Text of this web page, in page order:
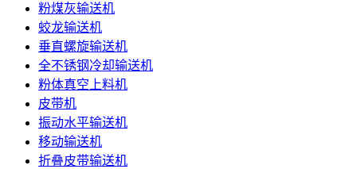
粉煤灰输送机
蛟龙输送机
垂直螺旋输送机
全不锈钢冷却输送机
粉体真空上料机
皮带机
振动水平输送机
移动输送机
折叠皮带输送机